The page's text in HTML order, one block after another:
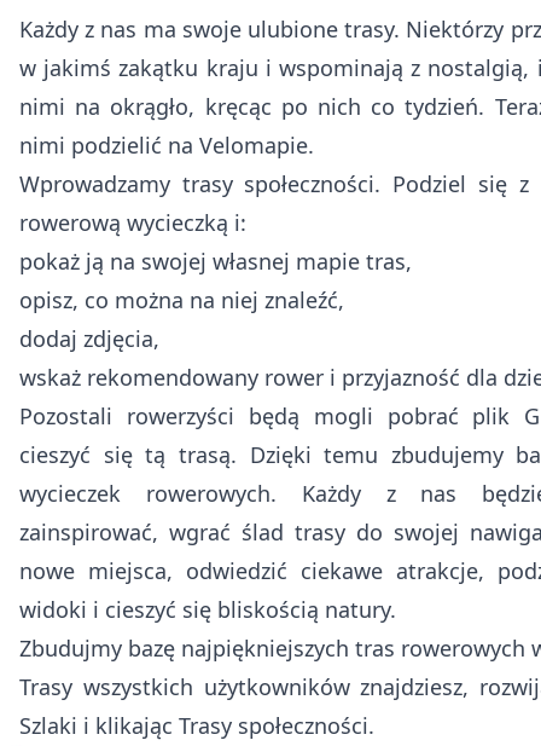
Każdy z nas ma swoje ulubione trasy. Niektórzy
w jakimś zakątku kraju i wspominają z nostalgią,
nimi na okrągło, kręcąc po nich co tydzień.
nimi podzielić na Velomapie.
Wprowadzamy trasy społeczności. Podziel się z
rowerową wycieczką i:
pokaż ją na swojej własnej mapie tras,
opisz, co można na niej znaleźć,
dodaj zdjęcia,
wskaż rekomendowany rower i przyjazność dla
Pozostali rowerzyści będą mogli pobrać plik
cieszyć się tą trasą. Dzięki temu zbudujemy
wycieczek rowerowych. Każdy z nas
zainspirować, wgrać ślad trasy do swojej
nowe miejsca, odwiedzić ciekawe atrakcje,
widoki i cieszyć się bliskością natury.
Zbudujmy bazę najpiękniejszych tras rowerowych
Trasy wszystkich użytkowników znajdziesz,
Szlaki i klikając Trasy społeczności.